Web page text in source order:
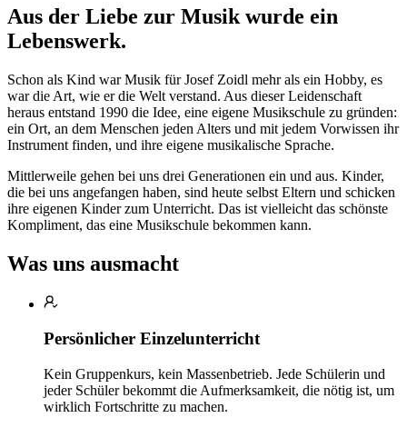
Aus der Liebe zur Musik wurde ein
Lebenswerk.
Schon als Kind war Musik für Josef Zoidl mehr als ein Hobby, es
war die Art, wie er die Welt verstand. Aus dieser Leidenschaft
heraus entstand 1990 die Idee, eine eigene Musikschule zu gründen:
ein Ort, an dem Menschen jeden Alters und mit jedem Vorwissen ihr
Instrument finden, und ihre eigene musikalische Sprache.
Mittlerweile gehen bei uns drei Generationen ein und aus. Kinder,
die bei uns angefangen haben, sind heute selbst Eltern und schicken
ihre eigenen Kinder zum Unterricht. Das ist vielleicht das schönste
Kompliment, das eine Musikschule bekommen kann.
Was uns ausmacht
Persönlicher Einzelunterricht
Kein Gruppenkurs, kein Massenbetrieb. Jede Schülerin und
jeder Schüler bekommt die Aufmerksamkeit, die nötig ist, um
wirklich Fortschritte zu machen.